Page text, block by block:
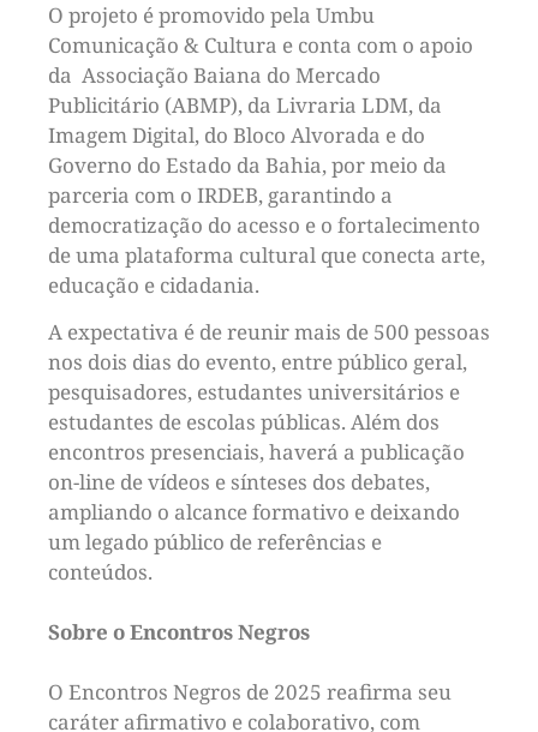
O projeto é promovido pela Umbu
Comunicação & Cultura e conta com o apoio
da Associação Baiana do Mercado
Publicitário (ABMP), da Livraria LDM, da
Imagem Digital, do Bloco Alvorada e do
Governo do Estado da Bahia, por meio da
parceria com o IRDEB, garantindo a
democratização do acesso e o fortalecimento
de uma plataforma cultural que conecta arte,
educação e cidadania.
A expectativa é de reunir mais de 500 pessoas
nos dois dias do evento, entre público geral,
pesquisadores, estudantes universitários e
estudantes de escolas públicas. Além dos
encontros presenciais, haverá a publicação
on-line de vídeos e sínteses dos debates,
ampliando o alcance formativo e deixando
um legado público de referências e
conteúdos.
Sobre o Encontros Negros
O Encontros Negros de 2025 reafirma seu
caráter afirmativo e colaborativo, com